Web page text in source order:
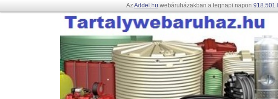
AzAddel.hu webáruházakban a tegnapi napon 918.501